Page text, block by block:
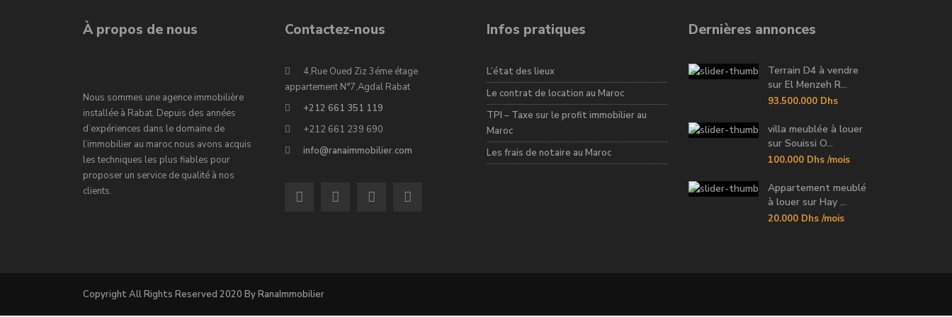
À propos de nous
Nous sommes une agence immobilière
installée à Rabat. Depuis des années
d’expériences dans le domaine de
l’immobilier au maroc nous avons acquis
les techniques les plus fiables pour
proposer un service de qualité à nos
clients.
Contactez-nous
4,Rue Oued Ziz 3éme étage
appartement N°7,Agdal Rabat
+212 661 351 119
+212 661 239 690
info@ranaimmobilier.com
Infos pratiques
L’état des lieux
Le contrat de location au Maroc
TPI – Taxe sur le profit immobilier au
Maroc
Les frais de notaire au Maroc
Dernières annonces
Terrain D4 à vendre
sur El Menzeh R...
93.500.000 Dhs
villa meublée à louer
sur Souissi O...
100.000 Dhs /mois
Appartement meublé
à louer sur Hay ...
20.000 Dhs /mois
Copyright All Rights Reserved 2020 By RanaImmobilier